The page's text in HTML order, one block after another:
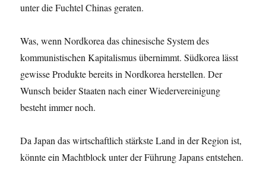
unter die Fuchtel Chinas geraten.
Was, wenn Nordkorea das chinesische System des
kommunistischen Kapitalismus übernimmt. Südkorea lässt
gewisse Produkte bereits in Nordkorea herstellen. Der
Wunsch beider Staaten nach einer Wiedervereinigung
besteht immer noch.
Da Japan das wirtschaftlich stärkste Land in der Region ist,
könnte ein Machtblock unter der Führung Japans entstehen.